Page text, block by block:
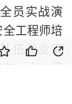
员实战演
工程师培
伍专业素
、人人尽